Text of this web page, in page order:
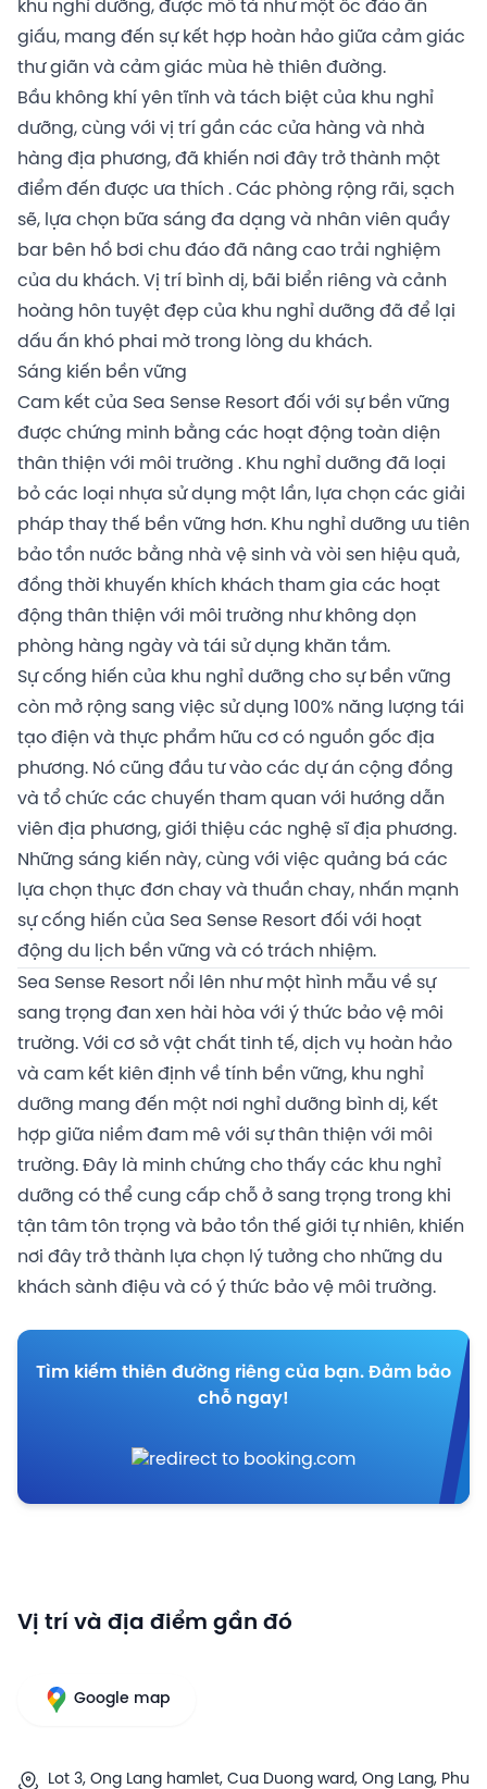
khu nghỉ dưỡng, được mô tả như một ốc đảo ẩn
giấu, mang đến sự kết hợp hoàn hảo giữa cảm giác
thư giãn và cảm giác mùa hè thiên đường.
Bầu không khí yên tĩnh và tách biệt của khu nghỉ
dưỡng, cùng với vị trí gần các cửa hàng và nhà
hàng địa phương, đã khiến nơi đây trở thành một
điểm đến được ưa thích . Các phòng rộng rãi, sạch
sẽ, lựa chọn bữa sáng đa dạng và nhân viên quầy
bar bên hồ bơi chu đáo đã nâng cao trải nghiệm
của du khách. Vị trí bình dị, bãi biển riêng và cảnh
hoàng hôn tuyệt đẹp của khu nghỉ dưỡng đã để lại
dấu ấn khó phai mờ trong lòng du khách.
Sáng kiến ​​bền vững
Cam kết của Sea Sense Resort đối với sự bền vững
được chứng minh bằng các hoạt động toàn diện
thân thiện với môi trường . Khu nghỉ dưỡng đã loại
bỏ các loại nhựa sử dụng một lần, lựa chọn các giải
pháp thay thế bền vững hơn. Khu nghỉ dưỡng ưu tiên
bảo tồn nước bằng nhà vệ sinh và vòi sen hiệu quả,
đồng thời khuyến khích khách tham gia các hoạt
động thân thiện với môi trường như không dọn
phòng hàng ngày và tái sử dụng khăn tắm.
Sự cống hiến của khu nghỉ dưỡng cho sự bền vững
còn mở rộng sang việc sử dụng 100% năng lượng tái
tạo điện và thực phẩm hữu cơ có nguồn gốc địa
phương. Nó cũng đầu tư vào các dự án cộng đồng
và tổ chức các chuyến tham quan với hướng dẫn
viên địa phương, giới thiệu các nghệ sĩ địa phương.
Những sáng kiến ​​này, cùng với việc quảng bá các
lựa chọn thực đơn chay và thuần chay, nhấn mạnh
sự cống hiến của Sea Sense Resort đối với hoạt
động du lịch bền vững và có trách nhiệm.
Sea Sense Resort nổi lên như một hình mẫu về sự
sang trọng đan xen hài hòa với ý thức bảo vệ môi
trường. Với cơ sở vật chất tinh tế, dịch vụ hoàn hảo
và cam kết kiên định về tính bền vững, khu nghỉ
dưỡng mang đến một nơi nghỉ dưỡng bình dị, kết
hợp giữa niềm đam mê với sự thân thiện với môi
trường. Đây là minh chứng cho thấy các khu nghỉ
dưỡng có thể cung cấp chỗ ở sang trọng trong khi
tận tâm tôn trọng và bảo tồn thế giới tự nhiên, khiến
nơi đây trở thành lựa chọn lý tưởng cho những du
khách sành điệu và có ý thức bảo vệ môi trường.
Tìm kiếm thiên đường riêng của bạn. Đảm bảo
chỗ ngay!
Vị trí và địa điểm gần đó
Google map
Lot 3, Ong Lang hamlet, Cua Duong ward, Ong Lang, Phu